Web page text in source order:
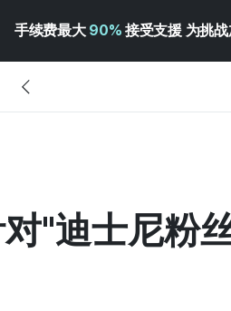
手续费最大 90% 接受支援 为挑
"迪士尼粉